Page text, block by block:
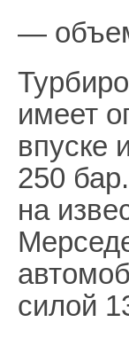
—
имеет
впуске
250
на
силой